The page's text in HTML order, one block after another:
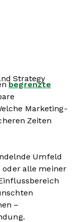
begrenzte
Marketing-
Zeiten
Umfeld
alle meiner
–